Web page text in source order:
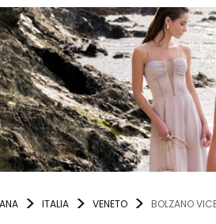
ITALIA VENETO BOLZANO